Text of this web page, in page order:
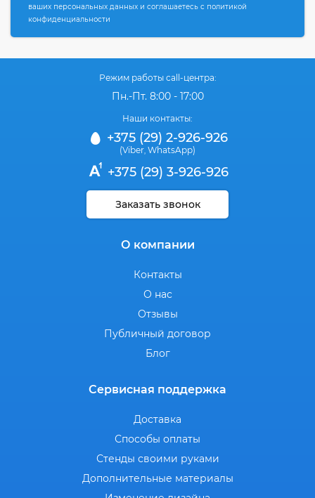
ваших персональных данных и соглашаетесь с политикой
конфиденциальности
Режим работы call-центра:
Пн.-Пт. 8:00 - 17:00
Наши контакты:
+375 (29) 2-926-926
(Viber WhatsApp)
+375 (29) 3-926-926
Заказать звонок
О компании
Контакты
О нас
Отзывы
Публичный договор
Блог
Сервисная поддержка
Доставка
Способы оплаты
Стенды своими руками
Дополнительные материалы